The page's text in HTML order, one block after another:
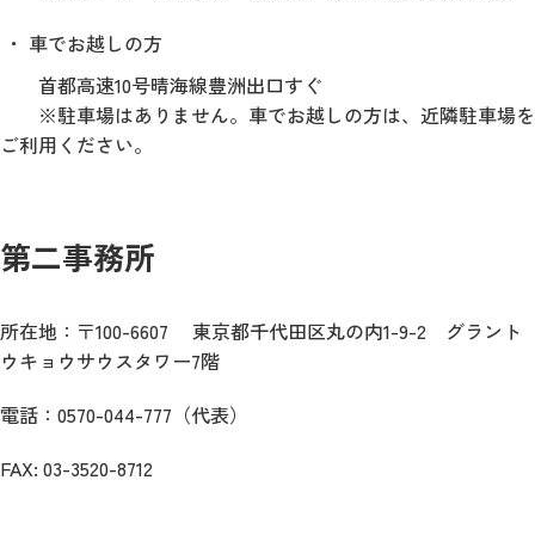
車でお越しの方
首都高速10号晴海線豊洲出口すぐ
※駐車場はありません。車でお越しの方は、近隣駐車場を
ご利用ください。
第二事務所
所在地：〒100-6607 東京都千代田区丸の内1-9-2 グラント
ウキョウサウスタワー7階
電話：0570-044-777（代表）
FAX: 03-3520-8712